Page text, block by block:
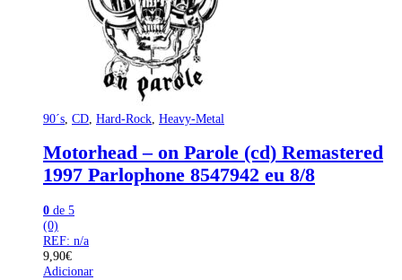
90´s CD Hard-Rock Heavy-Metal
Motorhead – on Parole (cd) Remastered
1997 Parlophone 8547942 eu 8/8
0 de 5
(0)
REF: n/a
9,90€
Adicionar